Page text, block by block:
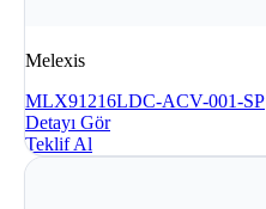
Melexis
MLX91216LDC-ACV-001-SP
Detayı Gör
Teklif Al